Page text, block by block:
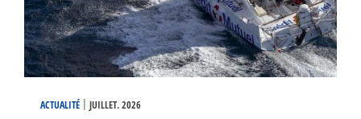
ACTUALITÉ | JUILLET. 2026